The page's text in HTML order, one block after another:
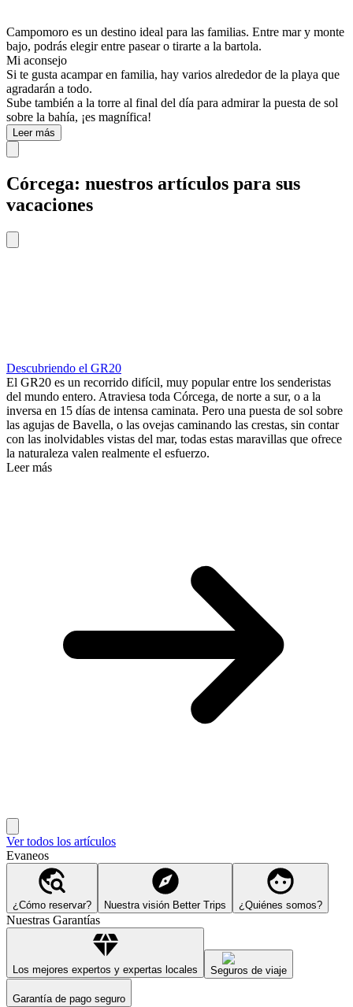
Campomoro es un destino ideal para las familias. Entre mar y monte
bajo, podrás elegir entre pasear o tirarte a la bartola.
Mi aconsejo
Si te gusta acampar en familia, hay varios alrededor de la playa que
agradarán a todo.
Sube también a la torre al final del día para admirar la puesta de sol
sobre la bahía, ¡es magnífica!
Leer más
Córcega: nuestros artículos para sus
vacaciones
Descubriendo el GR20
El GR20 es un recorrido difícil, muy popular entre los senderistas
del mundo entero. Atraviesa toda Córcega, de norte a sur, o a la
inversa en 15 días de intensa caminata. Pero una puesta de sol sobre
las agujas de Bavella, o las ovejas caminando las crestas, sin contar
con las inolvidables vistas del mar, todas estas maravillas que ofrece
la naturaleza valen realmente el esfuerzo.
Leer más
Ver todos los artículos
Evaneos
¿Cómo reservar? Nuestra visión Better Trips ¿Quiénes somos?
Nuestras Garantías
Los mejores expertos y expertas locales Seguros de viaje
Garantía de pago seguro